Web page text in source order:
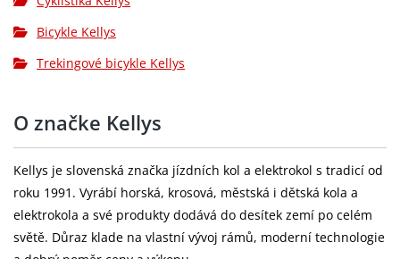
kotouče:
Kazeta: SHIMANO CS-HG200-8 (12-32T)
SHIMANO TY301 (48x38x28T) - délka 170
mm (S), 175 mm (M)
cartridge (122 mm)
Bicykle Kellys
Trekingové bicykle Kellys
O značke Kellys
Kellys je slovenská značka jízdních kol a elektrokol s tradicí od
roku 1991. Vyrábí horská, krosová, městská i dětská kola a
elektrokola a své produkty dodává do desítek zemí po celém
světě. Důraz klade na vlastní vývoj rámů, moderní technologie